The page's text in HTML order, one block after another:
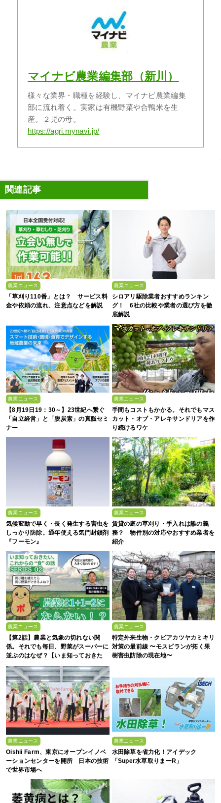
マイナビ農業編集部（新川）
様々な業界・職種を経験し、マイナビ農業編集
部に流れ着く。実家は有機野菜や合鴨米を生
産。２児の母。
https://agri.mynavi.jp/
関連記事
農業ニュース
「草刈り110番」とは？ サービス料
金や依頼の流れ、注意点などを解説
農業ニュース
シロアリ駆除業者おすすめランキン
グ！ 6社の比較や業者の選び方を徹
底解説
農業ニュース
【8月19日19：30～】23世紀へ繋ぐ
「自立経営」と「脱炭素」の真髄セミ
ナー
農業ニュース
手間もコストもかかる。それでもマス
カット・オブ・アレキサンドリアを作
り続けるワケ
農業ニュース
気候変動で早く・長く発生する害虫を
しっかり防除。通年使える気門封鎖剤
『フーモン』
農業ニュース
賃貸の庭の草刈り・手入れは誰の義
務？ 物件別の対応やおすすめ業者を
紹介
農業ニュース
【第2話】農業と気象の切れない関
係。それでも毎日、野菜がスーパーに
並ぶのはなぜ？【いま知っておきた
農業ニュース
特定外来生物・クビアカツヤカミキリ
対策の最前線 〜モスピランが拓く果
樹害虫防除の現在地〜
農業ニュース
Oishii Farm、東京にオープンイノベ
ーションセンターを開所 日本の技術
で世界市場へ
農業ニュース
水田除草を省力化！アイデック
「Super水草取りまーR」